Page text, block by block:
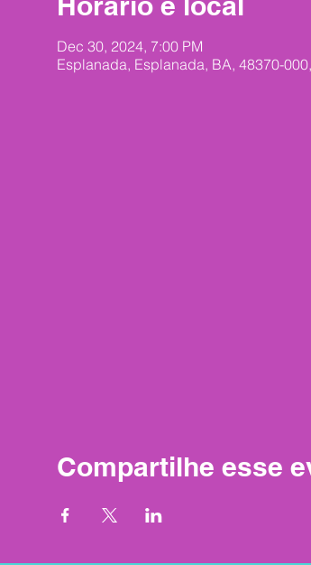
Dec 30, 2024, 7:00 PM
Esplanada, Esplanada, BA, 48370-
Compartilhe esse